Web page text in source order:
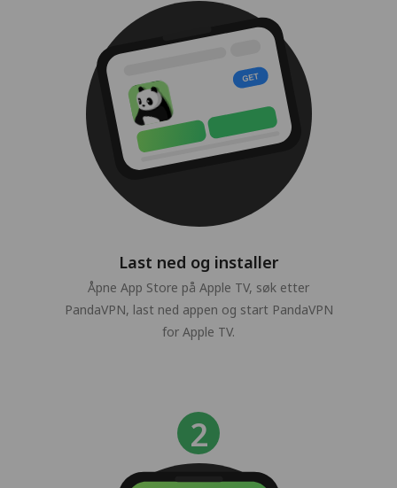
Last ned og installer
Åpne App Store på Apple TV, søk etter
PandaVPN, last ned appen og start PandaVPN
for Apple TV.